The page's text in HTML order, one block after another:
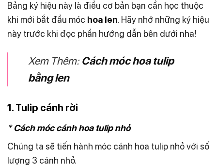
Bảng ký hiệu này là điều cơ bản bạn cần học thuộc
khi mới bắt đầu móc hoa len. Hãy nhớ những ký hiệu
này trước khi đọc phần hướng dẫn bên dưới nha!
Xem Thêm:Cách móc hoa tulip
bằng len
1. Tulip cánh rời
*Cách móc cánh hoa tulip nhỏ
Chúng ta sẽ tiến hành móc cánh hoa tulip nhỏ với số
lượng 3 cánh nhỏ.